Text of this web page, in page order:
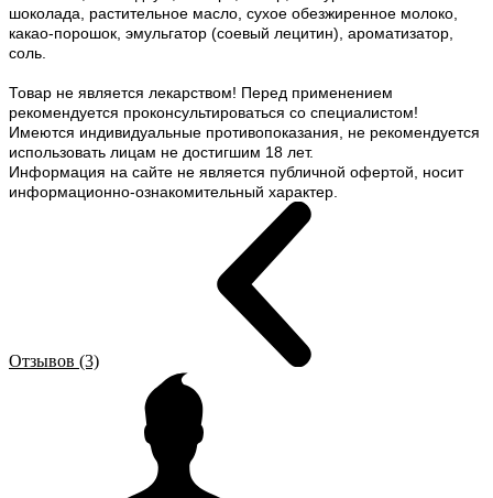
шоколада, растительное масло, сухое обезжиренное молоко,
какао-порошок, эмульгатор (соевый лецитин), ароматизатор,
соль.
Товар не является лекарством! Перед применением
рекомендуется проконсультироваться со специалистом!
Имеются индивидуальные противопоказания, не рекомендуется
использовать лицам не достигшим 18 лет.
Информация на сайте не является публичной офертой, носит
информационно-ознакомительный характер.
Отзывов (3)